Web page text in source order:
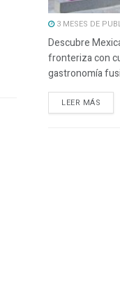
3 MESES DE
Descubre
fronteriza con
gastronomía
LEER MÁS